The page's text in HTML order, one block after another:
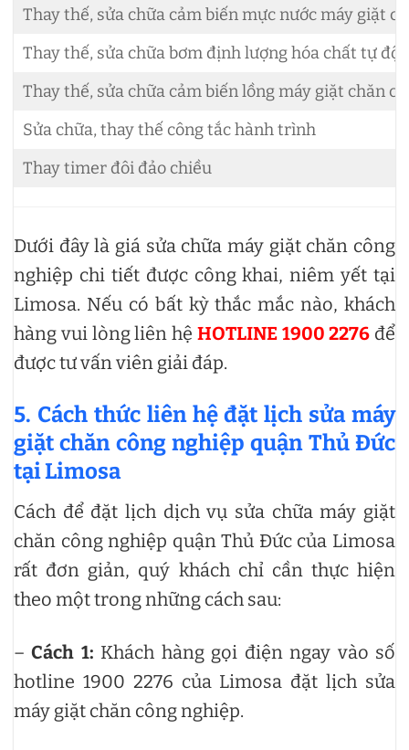
Thay thế, sửa chữa cảm biến mực nước máy giặt
Thay thế, sửa chữa bơm định lượng hóa chất tự
Thay thế, sửa chữa cảm biến lồng máy giặt chăn
Sửa chữa, thay thế công tắc hành trình
Thay timer đôi đảo chiều
Dưới đây là giá sửa chữa máy giặt chăn công
nghiệp chi tiết được công khai, niêm yết tại
Limosa. Nếu có bất kỳ thắc mắc nào, khách
hàng vui lòng liên hệ HOTLINE 1900 2276 để
được tư vấn viên giải đáp.
5. Cách thức liên hệ đặt lịch sửa máy
giặt chăn công nghiệp quận Thủ Đức
tại Limosa
Cách để đặt lịch dịch vụ sửa chữa máy giặt
chăn công nghiệp quận Thủ Đức của Limosa
rất đơn giản, quý khách chỉ cần thực hiện
theo một trong những cách sau:
–Cách 1: Khách hàng gọi điện ngay vào số
hotline 1900 2276 của Limosa đặt lịch sửa
máy giặt chăn công nghiệp.